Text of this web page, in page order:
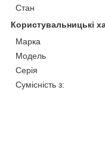
Стан
Користувальницькі
Марка
Модель
Серія
Сумісність з: